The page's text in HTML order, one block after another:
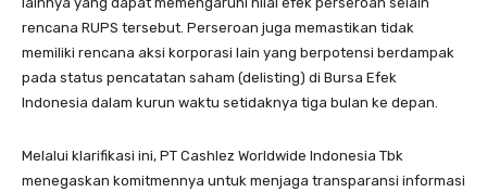
rencana RUPS tersebut. Perseroan juga memastikan tidak
memiliki rencana aksi korporasi lain yang berpotensi berdampak
pada status pencatatan saham (delisting) di Bursa Efek
Indonesia dalam kurun waktu setidaknya tiga bulan ke depan.
Melalui klarifikasi ini, PT Cashlez Worldwide Indonesia Tbk
menegaskan komitmennya untuk menjaga transparansi informasi